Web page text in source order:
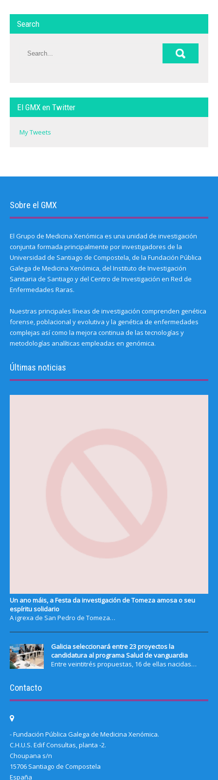
Search
El GMX en Twitter
My Tweets
Sobre el GMX
El Grupo de Medicina Xenómica es una unidad de investigación
conjunta formada principalmente por investigadores de la
Universidad de Santiago de Compostela, de la Fundación Pública
Galega de Medicina Xenómica, del Instituto de Investigación
Sanitaria de Santiago y del Centro de Investigación en Red de
Enfermedades Raras.
Nuestras principales líneas de investigación comprenden genética
forense, poblacional y evolutiva y la genética de enfermedades
complejas así como la mejora continua de las tecnologías y
metodologías analíticas empleadas en genómica.
Últimas noticias
Un ano máis, a Festa da investigación de Tomeza amosa o seu
espíritu solidario
A igrexa de San Pedro de Tomeza…
Galicia seleccionará entre 23 proyectos la
candidatura al programa Salud de vanguardia
Entre veintitrés propuestas, 16 de ellas nacidas…
Contacto
- Fundación Pública Galega de Medicina Xenómica.
C.H.U.S. Edif Consultas, planta -2.
Choupana s/n
15706 Santiago de Compostela
España